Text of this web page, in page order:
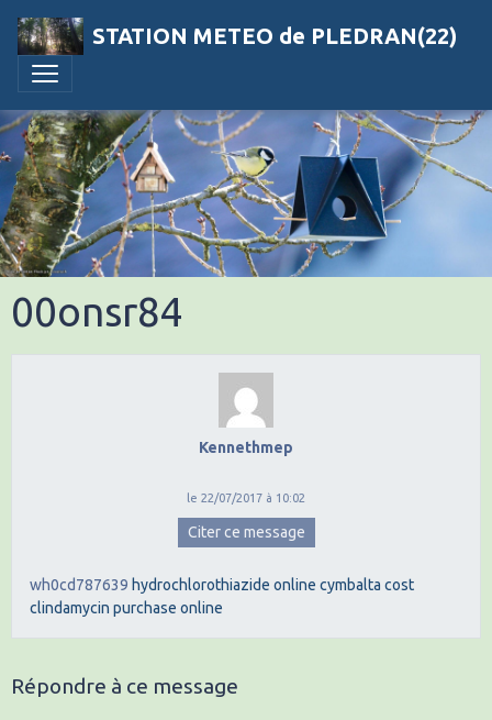
STATION METEO de PLEDRAN(22)
00onsr84
Kennethmep
le 22/07/2017 à 10:02
Citer ce message
wh0cd787639 hydrochlorothiazide online cymbalta cost
clindamycin purchase online
Répondre à ce message